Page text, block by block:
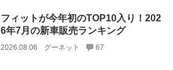
フィットが今年初のTOP10入り！202
6年7月の新車販売ランキング
2026.08.06 グーネット 67